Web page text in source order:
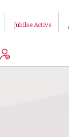
Jubilee Active